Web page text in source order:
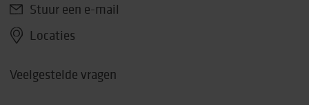
Stuur een e-mail
Locaties
Veelgestelde vragen